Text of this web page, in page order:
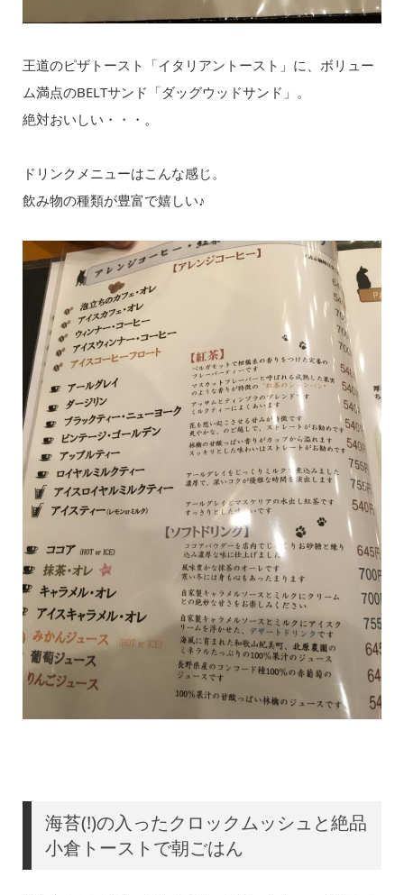
王道のピザトースト「イタリアントースト」に、ボリュー
ム満点のBELTサンド「ダッグウッドサンド」。
絶対おいしい・・・。
ドリンクメニューはこんな感じ。
飲み物の種類が豊富で嬉しい♪
海苔(!)の入ったクロックムッシュと絶品
小倉トーストで朝ごはん